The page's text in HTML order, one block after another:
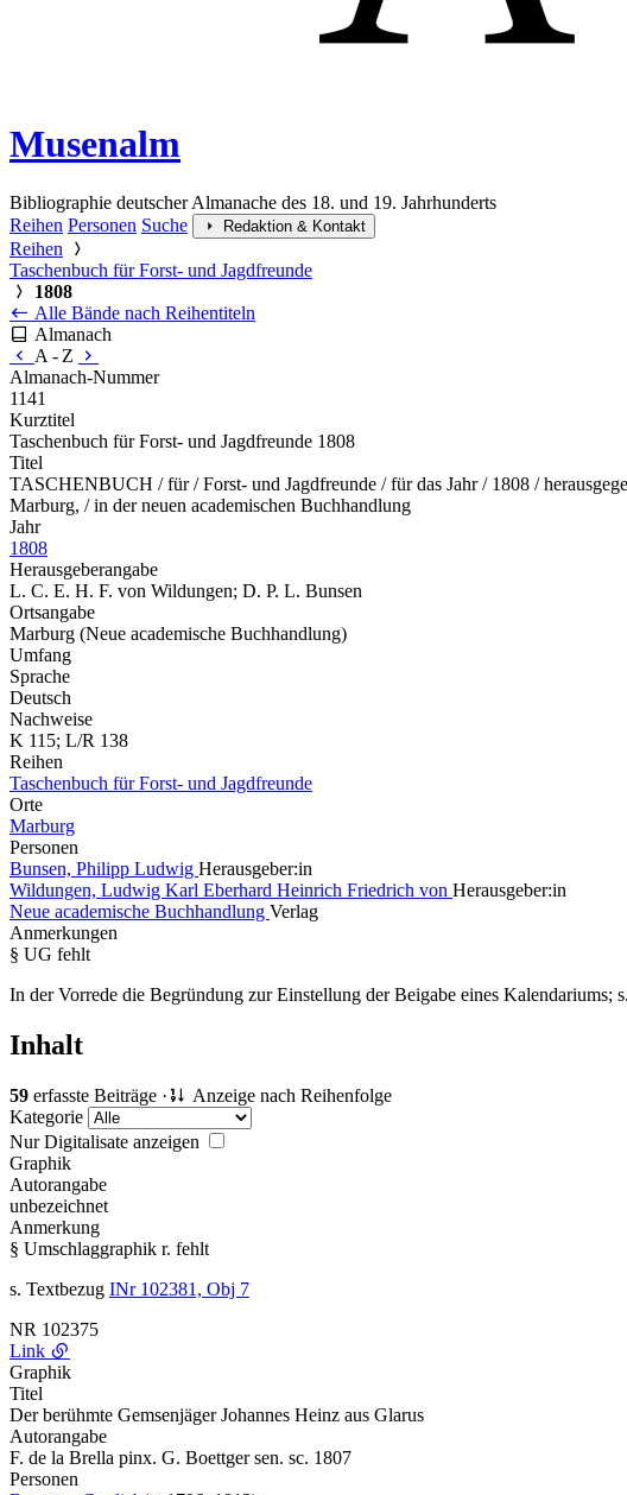
Musenalm
Bibliographie deutscher Almanache des 18. und 19. Jahrhunderts
Reihen Personen Suche Redaktion & Kontakt
Reihen
Taschenbuch für Forst- und Jagdfreunde
1808
Alle Bände nach Reihentiteln
Almanach
A - Z
Almanach-Nummer
1141
Kurztitel
Taschenbuch für Forst- und Jagdfreunde 1808
Titel
TASCHENBUCH / für / Forst- und Jagdfreunde / für das Jahr / 1808 /
Marburg, / in der neuen academischen Buchhandlung
Jahr
1808
Herausgeberangabe
L. C. E. H. F. von Wildungen; D. P. L. Bunsen
Ortsangabe
Marburg (Neue academische Buchhandlung)
Umfang
Sprache
Deutsch
Nachweise
K 115; L/R 138
Reihen
Taschenbuch für Forst- und Jagdfreunde
Orte
Marburg
Personen
Bunsen, Philipp Ludwig Herausgeber:in
Wildungen, Ludwig Karl Eberhard Heinrich Friedrich von Herausgeber:in
Neue academische Buchhandlung Verlag
Anmerkungen
§ UG fehlt
In der Vorrede die Begründung zur Einstellung der Beigabe eines Kalendariums;
Inhalt
59 erfasste Beiträge ·
Anzeige nach Reihenfolge
Kategorie
Nur Digitalisate anzeigen
Graphik
Autorangabe
unbezeichnet
Anmerkung
§ Umschlaggraphik r. fehlt
s. Textbezug INr 102381, Obj 7
NR 102375
Link
Graphik
Titel
Der berühmte Gemsenjäger Johannes Heinz aus Glarus
Autorangabe
F. de la Brella pinx. G. Boettger sen. sc. 1807
Personen